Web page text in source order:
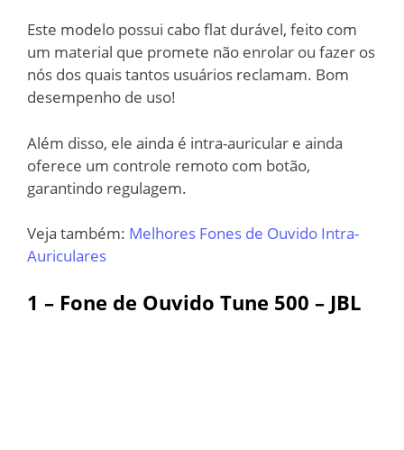
Este modelo possui cabo flat durável, feito com
um material que promete não enrolar ou fazer os
nós dos quais tantos usuários reclamam. Bom
desempenho de uso!
Além disso, ele ainda é intra-auricular e ainda
oferece um controle remoto com botão,
garantindo regulagem.
Veja também: Melhores Fones de Ouvido Intra-
Auriculares
1 – Fone de Ouvido Tune 500 – JBL